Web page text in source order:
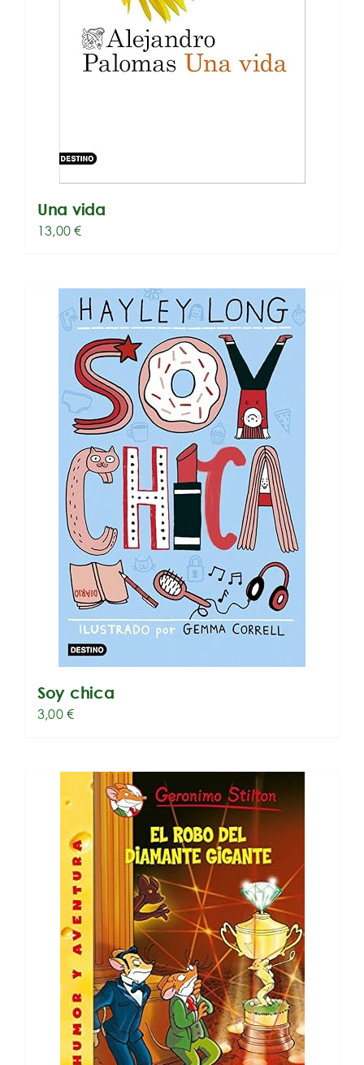
Una vida
13,00€
Soy chica
3,00€